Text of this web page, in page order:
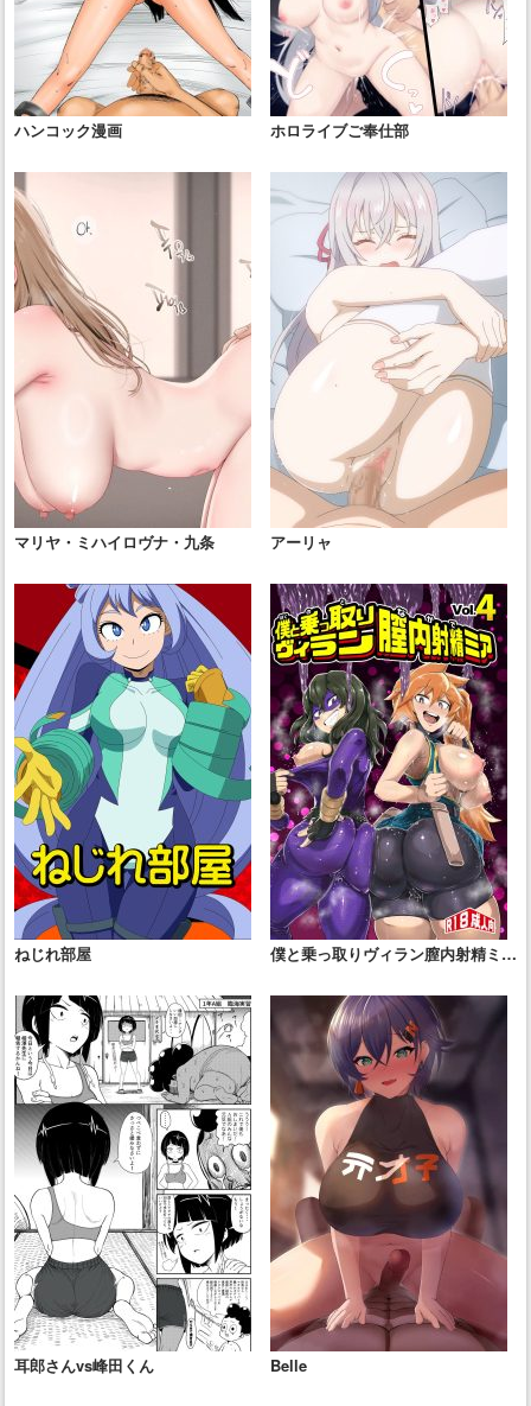
ハンコック漫画 ホロライブご奉仕部
マリヤ・ミハイロヴナ・九条 アーリャ
ねじれ部屋
僕と乗っ取りヴィラン膣内射精ミア
耳郎さんvs峰田くん Belle